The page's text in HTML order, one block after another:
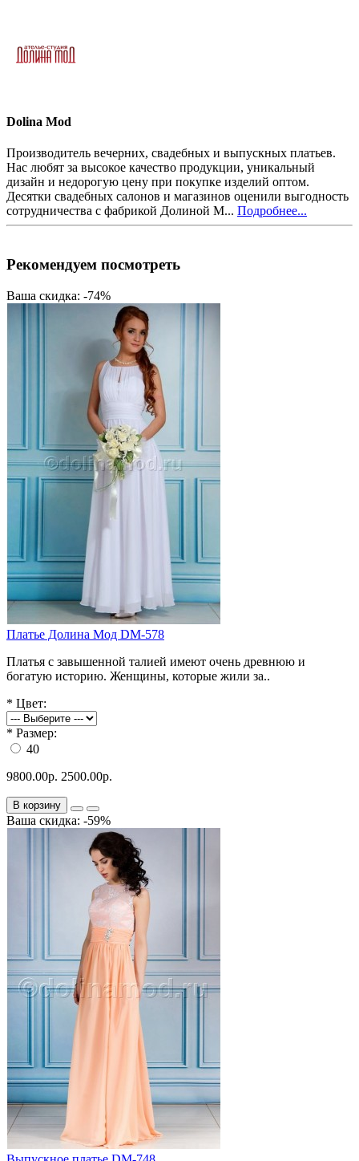
Dolina Mod
Производитель вечерних, свадебных и выпускных платьев.
Нас любят за высокое качество продукции, уникальный
дизайн и недорогую цену при покупке изделий оптом.
Десятки свадебных салонов и магазинов оценили выгодность
сотрудничества с фабрикой Долиной М... Подробнее...
Рекомендуем посмотреть
Ваша скидка: -74%
Платье Долина Мод DM-578
Платья с завышенной талией имеют очень древнюю и
богатую историю. Женщины, которые жили за..
* Цвет:
* Размер:
40
9800.00р. 2500.00р.
В корзину
Ваша скидка: -59%